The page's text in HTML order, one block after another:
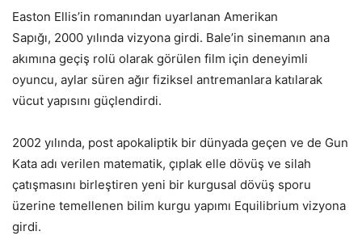
Easton Ellis’in romanından uyarlanan Amerikan
Sapığı, 2000 yılında vizyona girdi. Bale’in sinemanın ana
akımına geçiş rolü olarak görülen film için deneyimli
oyuncu, aylar süren ağır fiziksel antremanlara katılarak
vücut yapısını güçlendirdi.
2002 yılında, post apokaliptik bir dünyada geçen ve de Gun
Kata adı verilen matematik, çıplak elle dövüş ve silah
çatışmasını birleştiren yeni bir kurgusal dövüş sporu
üzerine temellenen bilim kurgu yapımı Equilibrium vizyona
girdi.